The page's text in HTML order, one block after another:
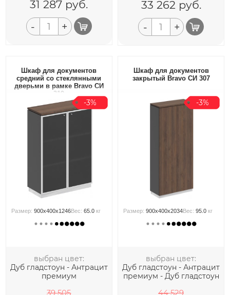
31 287 руб.
- +
33 262руб.
- +
Шкаф для документов
средний со стеклянными
дверьми в рамке Bravo СИ
319
-3%
Размер:900x400x1246Вес:65.0 кг
выбран цвет:
Дуб гладстоун - Антрацит
премиум
39 505
Шкаф для документов
закрытый Bravo СИ 307
-3%
Размер:900x400x2034Вес:95.0 кг
выбран цвет:
Дуб гладстоун - Антрацит
премиум - Дуб гладстоун
44 529